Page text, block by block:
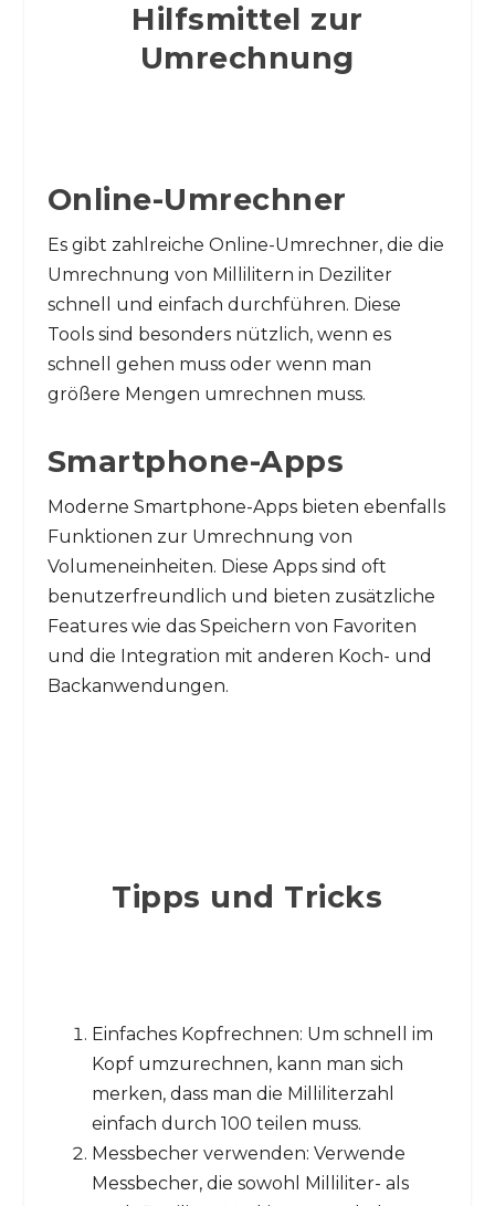
Hilfsmittel zur
Umrechnung
Online-Umrechner
Es gibt zahlreiche Online-Umrechner, die die
Umrechnung von Millilitern in Deziliter
schnell und einfach durchführen. Diese
Tools sind besonders nützlich, wenn es
schnell gehen muss oder wenn man
größere Mengen umrechnen muss.
Smartphone-Apps
Moderne Smartphone-Apps bieten ebenfalls
Funktionen zur Umrechnung von
Volumeneinheiten. Diese Apps sind oft
benutzerfreundlich und bieten zusätzliche
Features wie das Speichern von Favoriten
und die Integration mit anderen Koch- und
Backanwendungen.
Tipps und Tricks
Einfaches Kopfrechnen: Um schnell im
Kopf umzurechnen, kann man sich
merken, dass man die Milliliterzahl
einfach durch 100 teilen muss.
Messbecher verwenden: Verwende
Messbecher, die sowohl Milliliter- als